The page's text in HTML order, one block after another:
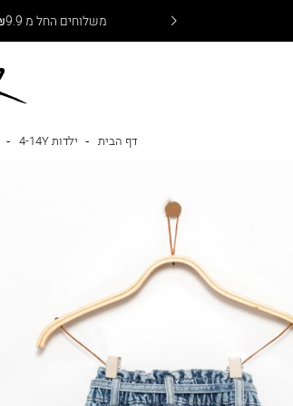
משלוחים החל מ ₪9.9 משלוח חינם ברכישה מעל ₪199
דף הבית ילדות 4-14Y